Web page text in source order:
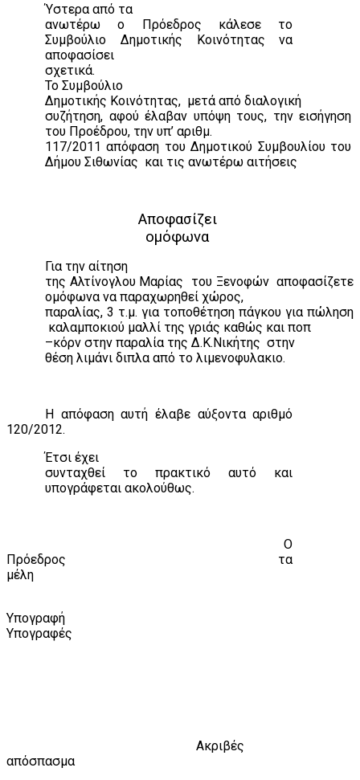
Ύστερα από τα
ανωτέρω ο Πρόεδρος κάλεσε το
Συμβούλιο Δημοτικής Κοινότητας να
αποφασίσει
σχετικά.
Το Συμβούλιο
Δημοτικής Κοινότητας, μετά από διαλογική
συζήτηση, αφού έλαβαν υπόψη τους, την εισήγηση
του Προέδρου, την υπ’ αριθμ.
117/2011 απόφαση του Δημοτικού Συμβουλίου του
Δήμου Σιθωνίας και τις ανωτέρω αιτήσεις
Αποφασίζει
ομόφωνα
Για την αίτηση
της Αλτίνογλου Μαρίας
του Ξενοφών αποφασίζετε
ομόφωνα να παραχωρηθεί χώρος,
παραλίας, 3 τ.μ. για τοποθέτηση πάγκου για πώληση
καλαμποκιού μαλλί της γριάς καθώς και ποπ
–κόρν στην παραλία της Δ.Κ.Νικήτης στην
θέση λιμάνι διπλα από το λιμενοφυλακιο.
Η απόφαση αυτή έλαβε αύξοντα αριθμό
120/2012.
Έτσι έχει
συνταχθεί το πρακτικό αυτό και
υπογράφεται ακολούθως.
Ο
Πρόεδρος
τα
μέλη
Υπογραφή
Υπογραφές
Ακριβές
απόσπασμα